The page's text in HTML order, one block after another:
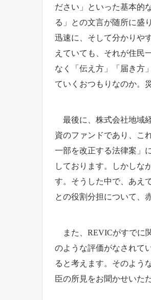
ださい」といった基本的
る」との文言が随所に盛
迅速に、そして分かりや
えていても、それが住民
なく「伝え方」「届き方
ていくおつもりなのか。
最後に、株式会社地域
資のファンドであり、こ
一部を改正する法律案」
しております。しかしな
す。そうした中で、あえ
との役割分担について、
また、REVICがすでに
のような評価がなされて
ると考えます。そのよう
臣の所見をお聞かせいた